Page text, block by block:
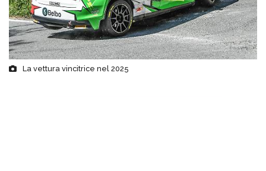
La vettura vincitrice nel 2025